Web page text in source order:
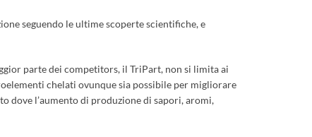
seguendo le ultime scoperte scientifiche, e
parte dei competitors, il TriPart, non si limita ai
chelati ovunque sia possibile per migliorare
dove l’aumento di produzione di sapori, aromi,